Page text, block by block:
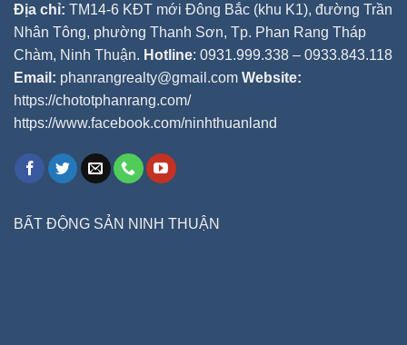
Địa chỉ: TM14-6 KĐT mới Đông Bắc (khu K1), đường Trần
Nhân Tông, phường Thanh Sơn, Tp. Phan Rang Tháp
Chàm, Ninh Thuận. Hotline: 0931.999.338 – 0933.843.118
Email: phanrangrealty@gmail.com Website:
https://chototphanrang.com/
https://www.facebook.com/ninhthuanland
BẤT ĐỘNG SẢN NINH THUẬN